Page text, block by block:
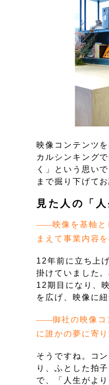
映像コンテンツ
カルシンキング
く」という思い
まで掘り下げて
見た人の「
映像を基軸
まえて事業内容
12年前に立ち上
掛けていました
12期目になり、
を広げ、映像に
御社の映像
に誰かの夢に寄
そうですね。コ
り、ふとした拍
で、「人生がよ